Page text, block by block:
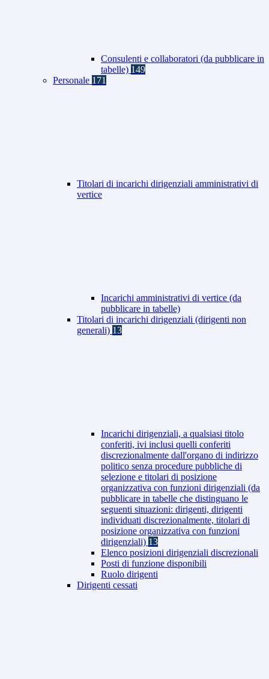
Consulenti e collaboratori (da pubblicare in
tabelle) 149
Personale 171
Titolari di incarichi dirigenziali amministrativi di
vertice
Incarichi amministrativi di vertice (da
pubblicare in tabelle)
Titolari di incarichi dirigenziali (dirigenti non
generali) 13
Incarichi dirigenziali, a qualsiasi titolo
conferiti, ivi inclusi quelli conferiti
discrezionalmente dall'organo di indirizzo
politico senza procedure pubbliche di
selezione e titolari di posizione
organizzativa con funzioni dirigenziali (da
pubblicare in tabelle che distinguano le
seguenti situazioni: dirigenti, dirigenti
individuati discrezionalmente, titolari di
posizione organizzativa con funzioni
dirigenziali) 13
Elenco posizioni dirigenziali discrezionali
Posti di funzione disponibili
Ruolo dirigenti
Dirigenti cessati